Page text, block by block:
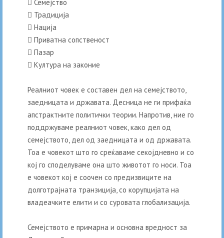
 Семејство
 Традиција
 Нација
 Приватна сопственост
 Пазар
 Култура на законие
Реалниот човек е составен дел на семејството,
заедницата и државата. Десница не ги прифаќа
апстрактните политички теории. Напротив, ние го
поддржуваме реалниот човек, како дел од
семејството, дел од заедницата и од државата.
Тоа е човекот што го среќаваме секојдневно и со
кој го споделуваме она што животот го носи. Тоа
е човекот кој е соочен со предизвиците на
долготрајната транзиција, со корупцијата на
владеачките елити и со суровата глобализација.
Семејството е примарна и основна вредност за